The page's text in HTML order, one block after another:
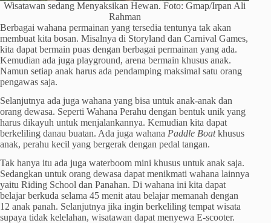
Wisatawan sedang Menyaksikan Hewan. Foto: Gmap/Irpan Ali
Rahman
Berbagai wahana permainan yang tersedia tentunya tak akan
membuat kita bosan. Misalnya di Storyland dan Carnival Games,
kita dapat bermain puas dengan berbagai permainan yang ada.
Kemudian ada juga playground, arena bermain khusus anak.
Namun setiap anak harus ada pendamping maksimal satu orang
pengawas saja.
Selanjutnya ada juga wahana yang bisa untuk anak-anak dan
orang dewasa. Seperti Wahana Perahu dengan bentuk unik yang
harus dikayuh untuk menjalankannya. Kemudian kita dapat
berkeliling danau buatan. Ada juga wahana Paddle Boatkhusus
anak, perahu kecil yang bergerak dengan pedal tangan.
Tak hanya itu ada juga waterboom mini khusus untuk anak saja.
Sedangkan untuk orang dewasa dapat menikmati wahana lainnya
yaitu Riding School dan Panahan. Di wahana ini kita dapat
belajar berkuda selama 45 menit atau belajar memanah dengan
12 anak panah. Selanjutnya jika ingin berkeliling tempat wisata
supaya tidak kelelahan, wisatawan dapat menyewa E-scooter.